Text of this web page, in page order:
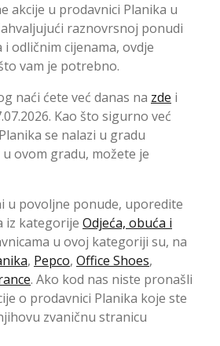
akcije u prodavnici Planika u
raznovrsnoj ponudi
odličnim cijenama, ovdje
vam je potrebno.
naći ćete već danas na zde i
Kao što sigurno već
se nalazi u gradu
ovom gradu, možete je
u povoljne ponude, uporedite
iz kategorije Odjeća, obuća i
u ovoj kategoriji su, na
, Pepco, Office Shoes,
. Ako kod nas niste pronašli
o prodavnici Planika koje ste
zvaničnu stranicu